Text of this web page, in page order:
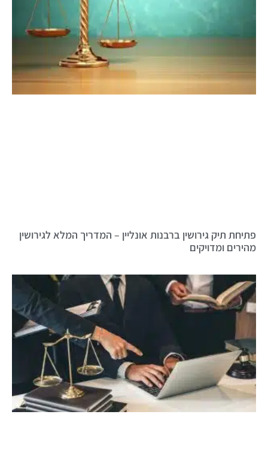
פתיחת תיק גירושין ברבנות אונליין – המדריך המלא לגירושין
מהירים ומדויקים